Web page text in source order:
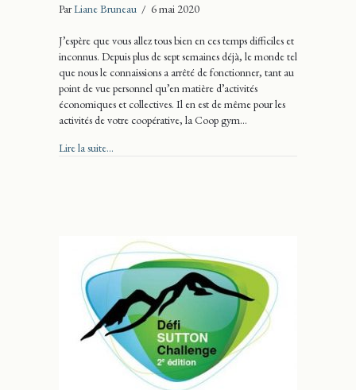
ParLiane Bruneau / 6 mai 2020
J’espère que vous allez tous bien en ces temps difficiles et
inconnus. Depuis plus de sept semaines déjà, le monde tel
que nous le connaissions a arrêté de fonctionner, tant au
point de vue personnel qu’en matière d’activités
économiques et collectives. Il en est de même pour les
activités de votre coopérative, la Coop gym…
Lire la suite...